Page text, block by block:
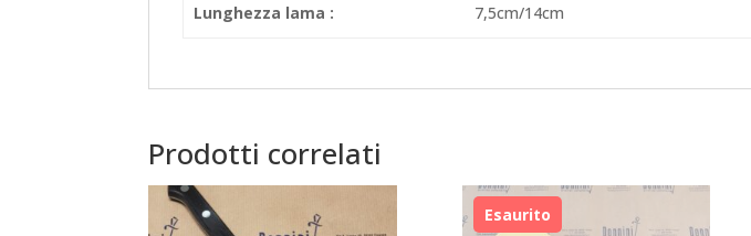
Lunghezza lama : 7,5cm/14cm
Prodotti correlati